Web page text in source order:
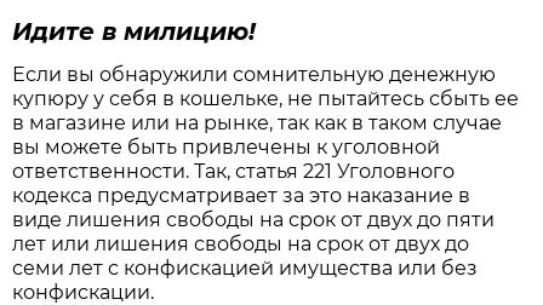
Идите в милицию!
Если вы обнаружили сомнительную денежную
купюру у себя в кошельке, не пытайтесь сбыть ее
в магазине или на рынке, так как в таком случае
вы можете быть привлечены к уголовной
ответственности. Так, статья 221 Уголовного
кодекса предусматривает за это наказание в
виде лишения свободы на срок от двух до пяти
лет или лишения свободы на срок от двух до
семи лет с конфискацией имущества или без
конфискации.